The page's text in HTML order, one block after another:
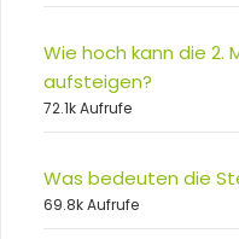
Wie hoch kann die 2.
aufsteigen?
72.1k Aufrufe
Was bedeuten die
69.8k Aufrufe